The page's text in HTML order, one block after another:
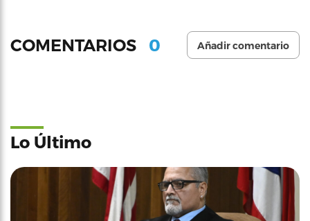
COMENTARIOS 0 Añadir comentario
Lo Último